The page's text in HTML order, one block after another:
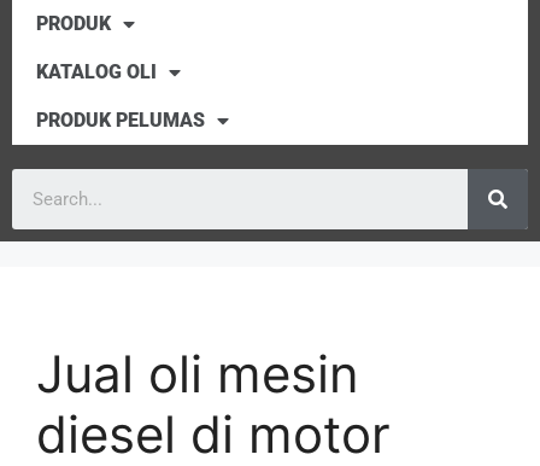
PRODUK
KATALOG OLI
PRODUK PELUMAS
Jual oli mesin
diesel di motor